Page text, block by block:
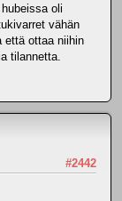
oli
vähän
että ottaa niihin
tilannetta.
#2442